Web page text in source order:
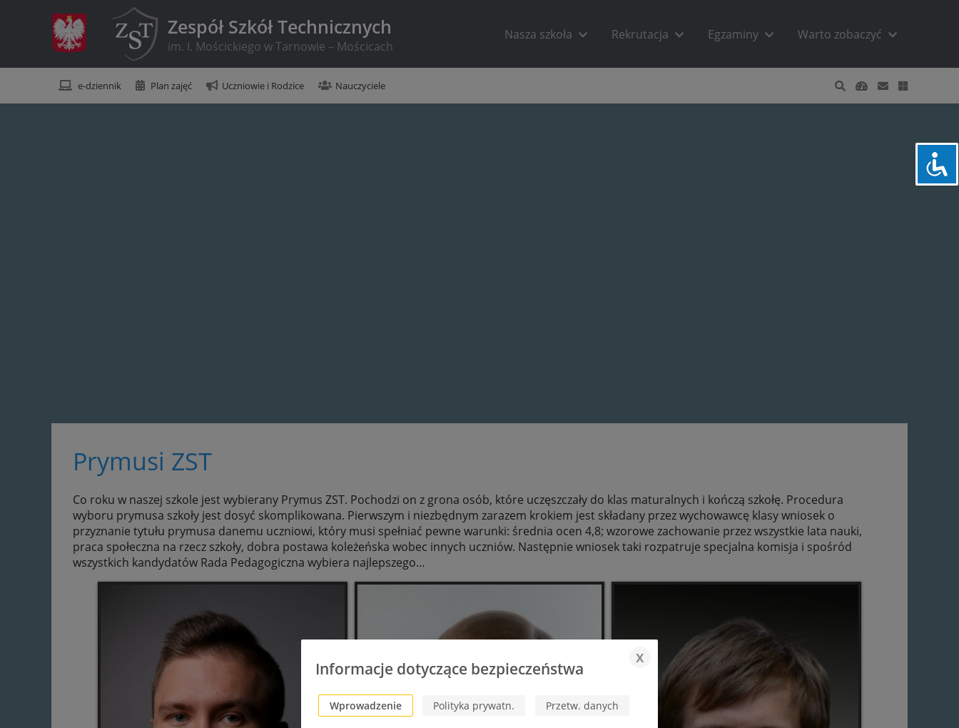
Zespół Szkół Technicznych
im. I. Mościckiego w Tarnowie – Mościcach
Nasza szkoła Rekrutacja Egzaminy Warto zobaczyć
e-dziennik Plan zajęć Uczniowie i Rodzice Nauczyciele
Prymusi ZST
Co roku w naszej szkole jest wybierany Prymus ZST. Pochodzi on z grona osób, które uczęszczały do klas maturalnych i kończą szkołę. Procedura
wyboru prymusa szkoły jest dosyć skomplikowana. Pierwszym i niezbędnym zarazem krokiem jest składany przez wychowawcę klasy wniosek o
przyznanie tytułu prymusa danemu uczniowi, który musi spełniać pewne warunki: średnia ocen 4,8; wzorowe zachowanie przez wszystkie lata nauki,
praca społeczna na rzecz szkoły, dobra postawa koleżeńska wobec innych uczniów. Następnie wniosek taki rozpatruje specjalna komisja i spośród
wszystkich kandydatów Rada Pedagogiczna wybiera najlepszego…
Informacje dotyczące bezpieczeństwa
x
Wprowadzenie Polityka prywatn. Przetw. danych